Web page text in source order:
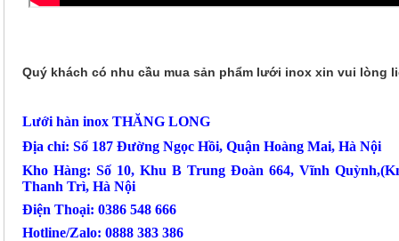
Quý khách có nhu cầu mua sản phẩm lưới inox xin vui lòng
Lưới hàn inox THĂNG LONG
Địa chỉ: Số 187 Đường Ngọc Hồi, Quận Hoàng Mai, Hà Nội
Kho Hàng: Số 10, Khu B Trung Đoàn 664, Vĩnh
Thanh Trì, Hà Nội
Điện Thoại: 0386 548 666
Hotline/Zalo: 0888 383 386